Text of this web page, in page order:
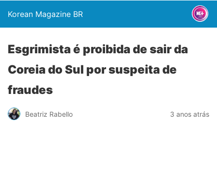
Korean Magazine BR
Esgrimista é proibida de sair da
Coreia do Sul por suspeita de
fraudes
Beatriz Rabello 3 anos atrás